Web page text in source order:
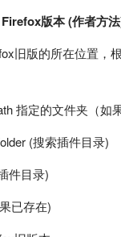
版本 (作者方
旧版的所在位置，
指定的文件夹（如
(搜索插件目录)
件目录)
已存在)